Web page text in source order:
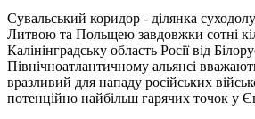
Сувальський коридор - ділянка
Литвою та Польщею завдовжки сотні
Калінінградську область Росії від
Північноатлантичному альянсі
вразливий для нападу російських
потенційно найбільш гарячих точок у